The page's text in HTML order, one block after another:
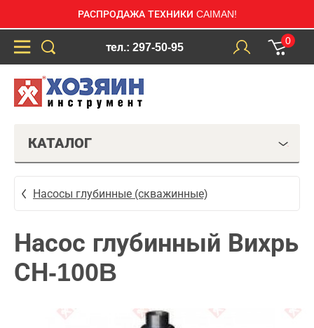
РАСПРОДАЖА ТЕХНИКИ CAIMAN!
тел.: 297-50-95
0
КАТАЛОГ
Насосы глубинные (скважинные)
Насос глубинный Вихрь
СН-100B